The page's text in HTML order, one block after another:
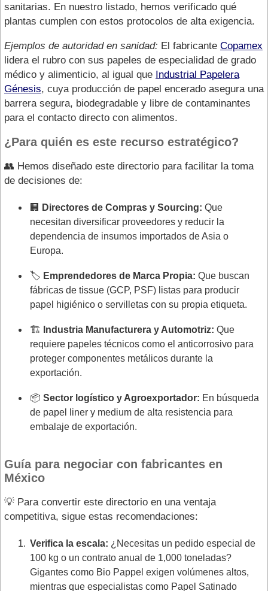
sanitarias. En nuestro listado, hemos verificado qué
plantas cumplen con estos protocolos de alta exigencia.
Ejemplos de autoridad en sanidad: El fabricante Copamex
lidera el rubro con sus papeles de especialidad de grado
médico y alimenticio, al igual que Industrial Papelera
Génesis, cuya producción de papel encerado asegura una
barrera segura, biodegradable y libre de contaminantes
para el contacto directo con alimentos.
¿Para quién es este recurso estratégico?
👥 Hemos diseñado este directorio para facilitar la toma
de decisiones de:
🏢 Directores de Compras y Sourcing: Que
necesitan diversificar proveedores y reducir la
dependencia de insumos importados de Asia o
Europa.
🏷️ Emprendedores de Marca Propia: Que buscan
fábricas de tissue (GCP, PSF) listas para producir
papel higiénico o servilletas con su propia etiqueta.
🏗️ Industria Manufacturera y Automotriz: Que
requiere papeles técnicos como el anticorrosivo para
proteger componentes metálicos durante la
exportación.
📦 Sector logístico y Agroexportador: En búsqueda
de papel liner y medium de alta resistencia para
embalaje de exportación.
Guía para negociar con fabricantes en
México
💡 Para convertir este directorio en una ventaja
competitiva, sigue estas recomendaciones:
Verifica la escala: ¿Necesitas un pedido especial de
100 kg o un contrato anual de 1,000 toneladas?
Gigantes como Bio Pappel exigen volúmenes altos,
mientras que especialistas como Papel Satinado